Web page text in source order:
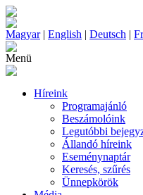
Magyar| English | Deutsch |
Menü
Híreink
Programajánló
Beszámolóink
Legutóbbi
Állandó híreink
Eseménynaptár
Keresés, szűrés
Ünnepkörök